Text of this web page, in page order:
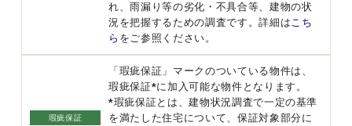
れ、雨漏り等の劣化・不具合等、建物の状
況を把握するための調査です。詳細は こち
ら をご参照ください。
瑕疵保証
「瑕疵保証」マークのついている物件は、
瑕疵保証*に加入可能な物件となります。
*瑕疵保証とは、建物状況調査で一定の基準
を満たした住宅について、保証対象部分に